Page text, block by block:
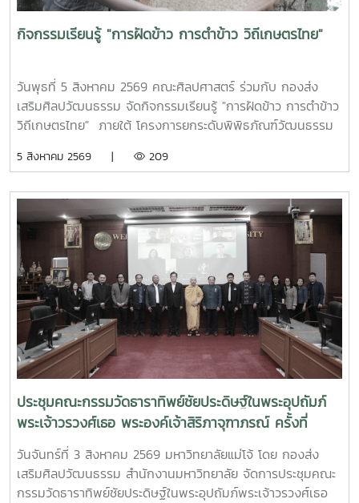
กิจกรรมเรียนรู้ "การฝัดข้าว การตำข้าว วิถีเกษตรไทย"
วันพุธที่ 5 สิงหาคม 2569 คณะศิลปศาสตร์ ร่วมกับ กองส่ง
เสริมศิลปวัฒนธรรม จัดกิจกรรมเรียนรู้ "การฝัดข้าว การตำข้าว
วิถีเกษตรไทย" ภายใต้ โครงการยกระดับพิพิธภัณฑ์วัฒนธรรม
โครงการอนุรักษ์พันธุกรรมอันเนื่องมาจากพระราชดำริ ประจำ
กิจกรรม จำนวน 70 คน ณ พิพิธภัณฑ์วัฒธรรมการเกษตรไทย
มหาวิทยาลัยแม่โจ้
5 สิงหาคม 2569 | 209
ประชุมคณะกรรมวัดธาราทิพย์ชัยประดิษฐ์ในพระอุปถัมภ์
พระเจ้าวรวงศ์เธอ พระองค์เจ้าสิริภาจุฑาภรณ์ ครั้งที่
3/2569
วันจันทร์ที่ 3 สิงหาคม 2569 มหาวิทยาลัยแม่โจ้ โดย กองส่ง
เสริมศิลปวัฒนธรรม สำนักงานมหาวิทยาลัย จัดการประชุมคณะ
กรรมวัดธาราทิพย์ชัยประดิษฐ์ในพระอุปถัมภ์พระเจ้าวรวงศ์เธอ